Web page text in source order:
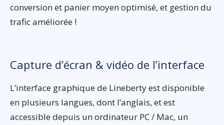
conversion et panier moyen optimisé, et gestion du
trafic améliorée !
Capture d’écran & vidéo de l’interface
L’interface graphique de Lineberty est disponible
en plusieurs langues, dont l’anglais, et est
accessible depuis un ordinateur PC / Mac, un